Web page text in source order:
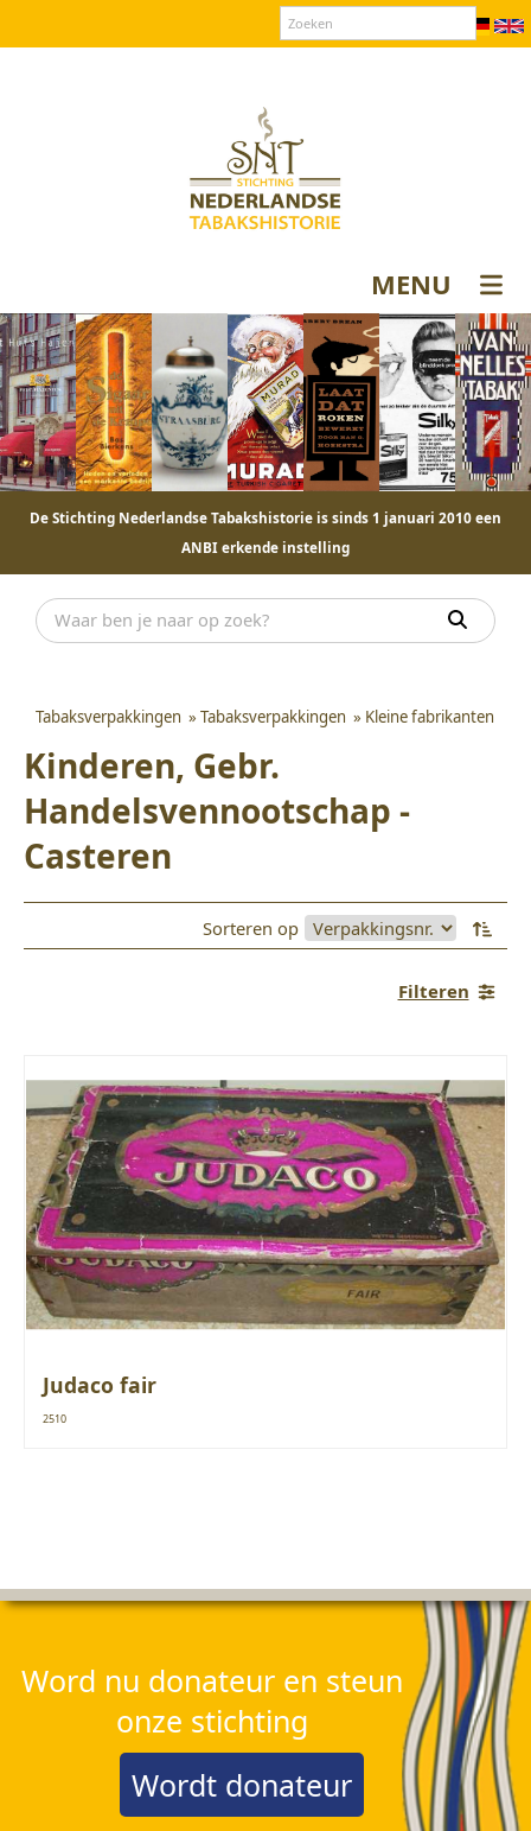
MENU
De Stichting Nederlandse Tabakshistorie is sinds 1 januari 2010 een
ANBI erkende instelling
Tabaksverpakkingen » Tabaksverpakkingen » Kleine fabrikanten
Kinderen, Gebr.
Handelsvennootschap -
Casteren
Sorteren op
Filteren
Judaco fair
2510
Word nu donateur en steun
onze stichting
Wordt donateur